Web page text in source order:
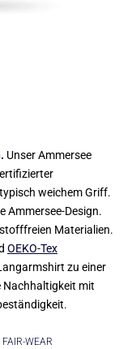
Unser Ammersee
weichem Griff.
Ammersee-Design.
Materialien.
OEKO-Tex
zu einer
Nachhaltigkeit mit
FAIR-WEAR